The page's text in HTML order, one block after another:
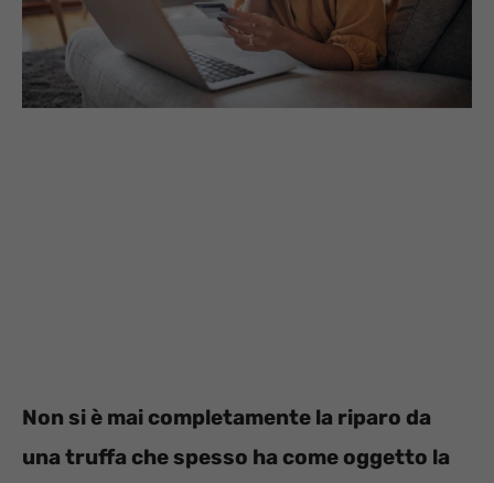
Non si è mai completamente la riparo da
una truffa che spesso ha come oggetto la